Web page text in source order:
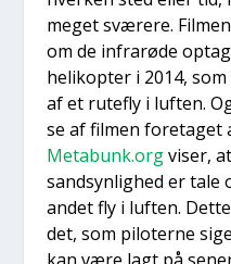
meget svæ­re­re.
om de infrarø­de
heli­kop­ter i 2014,
af et rute­fly i luf­ten.
se af fil­men fore­ta­get
Metabunk.orgviser,
sand­syn­lig­hed er tale
andet fly i luf­ten.
det, som pilo­ter­ne